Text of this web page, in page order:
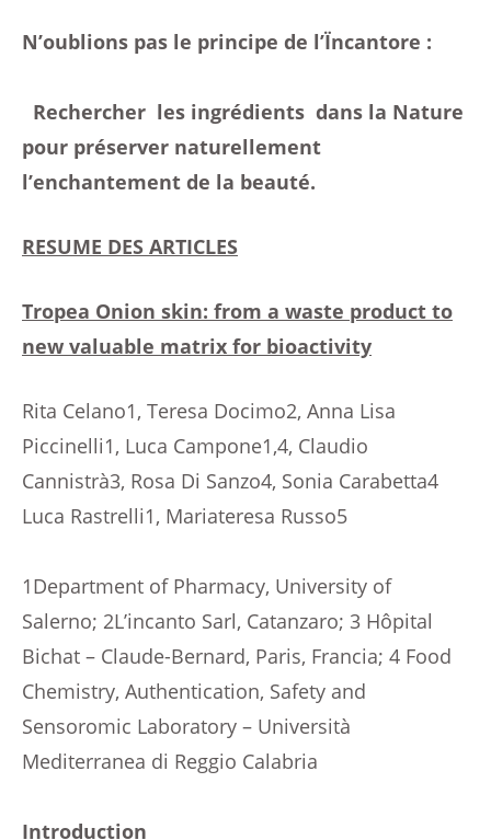
N’oublions pas le principe de l’Ïncantore :
Rechercher les ingrédients dans la Nature
pour préserver naturellement
l’enchantement de la beauté.
RESUME DES ARTICLES
Tropea Onion skin: from a waste product to
new valuable matrix for bioactivity
Rita Celano1, Teresa Docimo2, Anna Lisa
Piccinelli1, Luca Campone1,4, Claudio
Cannistrà3, Rosa Di Sanzo4, Sonia Carabetta4
Luca Rastrelli1, Mariateresa Russo5
1Department of Pharmacy, University of
Salerno; 2L’incanto Sarl, Catanzaro; 3 Hôpital
Bichat – Claude-Bernard, Paris, Francia; 4 Food
Chemistry, Authentication, Safety and
Sensoromic Laboratory – Università
Mediterranea di Reggio Calabria
Introduction